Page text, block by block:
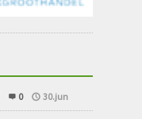
0 30.jun